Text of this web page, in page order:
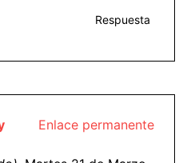
Respuesta
Enlace permanente